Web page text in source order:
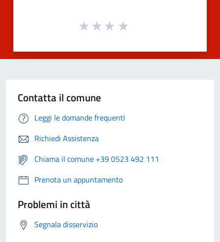
Contatta il comune
Leggi le domande frequenti
Richiedi Assistenza
Chiama il comune +39 0523 492 111
Prenota un appuntamento
Problemi in città
Segnala disservizio